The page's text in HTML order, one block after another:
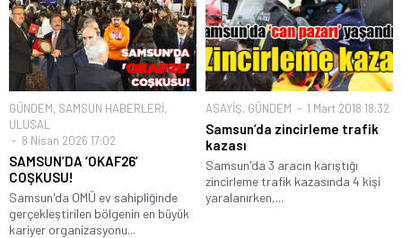
GÜNDEM, SAMSUN HABERLERİ,
ULUSAL
8 Nisan 2026 17:02
SAMSUN’DA ‘OKAF26’
COŞKUSU!
Samsun'da OMÜ ev sahipliğinde
gerçekleştirilen bölgenin en büyük
kariyer organizasyonu...
ASAYİŞ, GÜNDEM 1 Mart 2018 18:32
Samsun’da zincirleme trafik
kazası
Samsun'da 3 aracın karıştığı
zincirleme trafik kazasında 4 kişi
yaralanırken,...